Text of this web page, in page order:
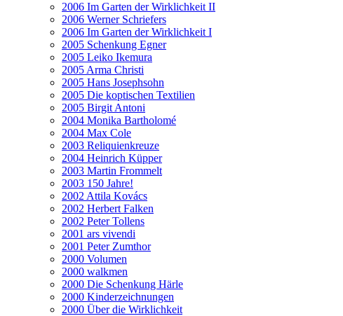
2006 Im Garten der Wirklichkeit II
2006 Werner Schriefers
2006 Im Garten der Wirklichkeit I
2005 Schenkung Egner
2005 Leiko Ikemura
2005 Arma Christi
2005 Hans Josephsohn
2005 Die koptischen Textilien
2005 Birgit Antoni
2004 Monika Bartholomé
2004 Max Cole
2003 Reliquienkreuze
2004 Heinrich Küpper
2003 Martin Frommelt
2003 150 Jahre!
2002 Attila Kovács
2002 Herbert Falken
2002 Peter Tollens
2001 ars vivendi
2001 Peter Zumthor
2000 Volumen
2000 walkmen
2000 Die Schenkung Härle
2000 Kinderzeichnungen
2000 Über die Wirklichkeit